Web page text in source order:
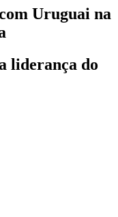
Uruguai na
liderança do